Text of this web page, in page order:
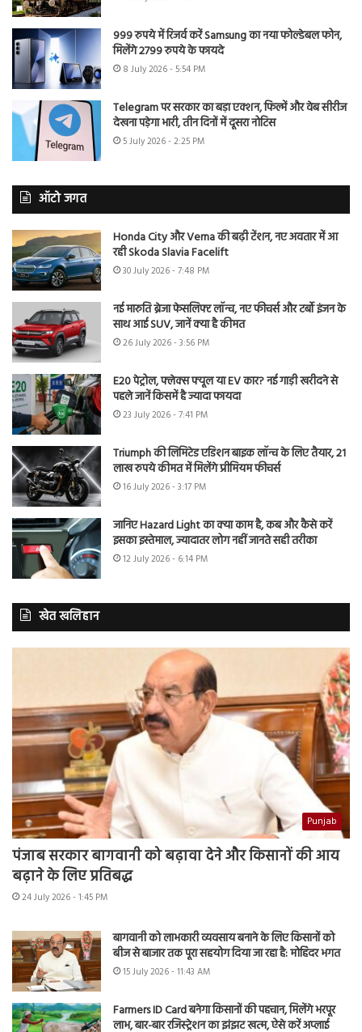
999 रुपये में रिजर्व करें Samsung का नया फोल्डेबल फोन,
मिलेंगे 2799 रुपये के फायदे
8 July 2026 - 5:54 PM
Telegram पर सरकार का बड़ा एक्शन, फिल्में और वेब सीरीज
देखना पड़ेगा भारी, तीन दिनों में दूसरा नोटिस
5 July 2026 - 2:25 PM
ऑटो जगत
Honda City और Verna की बढ़ी टेंशन, नए अवतार में आ
रही Skoda Slavia Facelift
30 July 2026 - 7:48 PM
नई मारुति ब्रेजा फेसलिफ्ट लॉन्च, नए फीचर्स और टर्बो इंजन के
साथ आई SUV, जानें क्या है कीमत
26 July 2026 - 3:56 PM
E20 पेट्रोल, फ्लेक्स फ्यूल या EV कार? नई गाड़ी खरीदने से
पहले जानें किसमें है ज्यादा फायदा
23 July 2026 - 7:41 PM
Triumph की लिमिटेड एडिशन बाइक लॉन्च के लिए तैयार, 21
लाख रुपये कीमत में मिलेंगे प्रीमियम फीचर्स
16 July 2026 - 3:17 PM
जानिए Hazard Light का क्या काम है, कब और कैसे करें
इसका इस्तेमाल, ज्यादातर लोग नहीं जानते सही तरीका
12 July 2026 - 6:14 PM
खेत खलिहान
Punjab
पंजाब सरकार बागवानी को बढ़ावा देने और किसानों की आय
बढ़ाने के लिए प्रतिबद्ध
24 July 2026 - 1:45 PM
बागवानी को लाभकारी व्यवसाय बनाने के लिए किसानों को
बीज से बाजार तक पूरा सहयोग दिया जा रहा है: मोहिंदर भगत
15 July 2026 - 11:43 AM
Farmers ID Card बनेगा किसानों की पहचान, मिलेंगे भरपूर
लाभ, बार-बार रजिस्ट्रेशन का झंझट खत्म, ऐसे करें अप्लाई